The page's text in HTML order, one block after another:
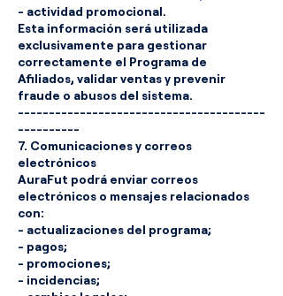
- actividad promocional.
Esta información será utilizada
exclusivamente para gestionar
correctamente el Programa de
Afiliados, validar ventas y prevenir
fraude o abusos del sistema.
----------------------------------------
----------
7. Comunicaciones y correos
electrónicos
AuraFut podrá enviar correos
electrónicos o mensajes relacionados
con:
- actualizaciones del programa;
- pagos;
- promociones;
- incidencias;